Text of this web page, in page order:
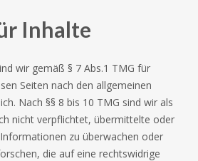
Inhalte
wir gemäß § 7 Abs.1 TMG für
Seiten nach den allgemeinen
Nach §§ 8 bis 10 TMG sind wir als
nicht verpflichtet, übermittelte oder
zu überwachen oder
die auf eine rechtswidrige